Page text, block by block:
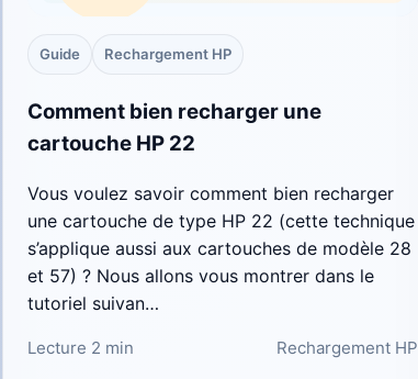
Guide Rechargement HP
Comment bien recharger une
cartouche HP 22
Vous voulez savoir comment bien recharger
une cartouche de type HP 22 (cette technique
s’applique aussi aux cartouches de modèle 28
et 57) ? Nous allons vous montrer dans le
tutoriel suivan…
Lecture 2 min Rechargement HP